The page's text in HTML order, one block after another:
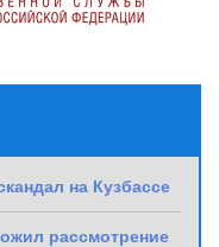
на Кузбассе
рассмотрение